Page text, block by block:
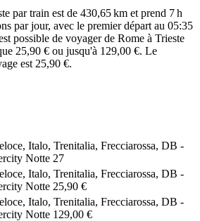
par train est de 430,65 km et prend 7 h
par jour, avec le premier départ au 05:35
possible de voyager de Rome à Trieste
25,90 € ou jusqu'à 129,00 €. Le
est 25,90 €.
Italo, Trenitalia, Frecciarossa, DB -
Notte 27
Italo, Trenitalia, Frecciarossa, DB -
Notte 25,90 €
Italo, Trenitalia, Frecciarossa, DB -
Notte 129,00 €